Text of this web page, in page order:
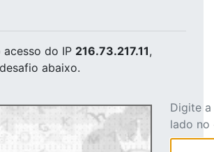
acesso do IP 216.73.217.11,
abaixo.
Digite
lado no